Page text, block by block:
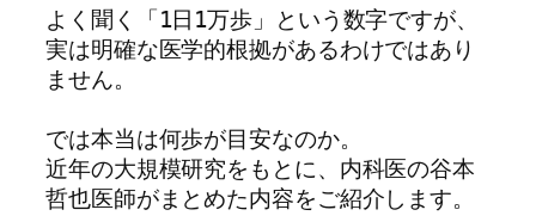
よく聞く「1日1万歩」という数字ですが、
実は明確な医学的根拠があるわけではあり
ません。
では本当は何歩が目安なのか。
近年の大規模研究をもとに、内科医の谷本
哲也医師がまとめた内容をご紹介します。